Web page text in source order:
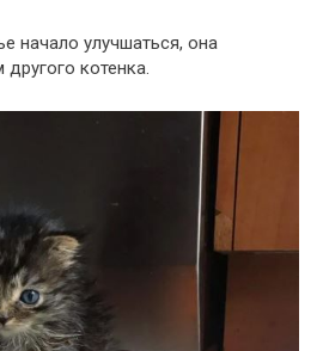
начало улучшаться, она
котенка.